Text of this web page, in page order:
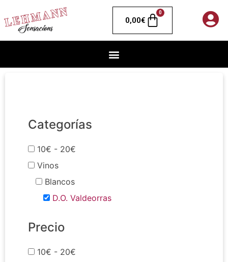
0,00€
0
Categorías
10€ - 20€
Vinos
Blancos
D.O. Valdeorras
Precio
10€ - 20€